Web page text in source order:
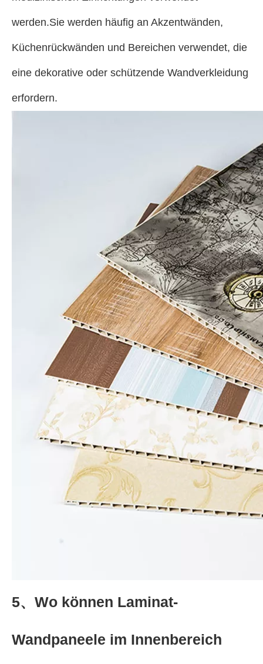
werden.Sie werden häufig an Akzentwänden,
Küchenrückwänden und Bereichen verwendet, die
eine dekorative oder schützende Wandverkleidung
erfordern.
5、Wo können Laminat-
Wandpaneele im Innenbereich